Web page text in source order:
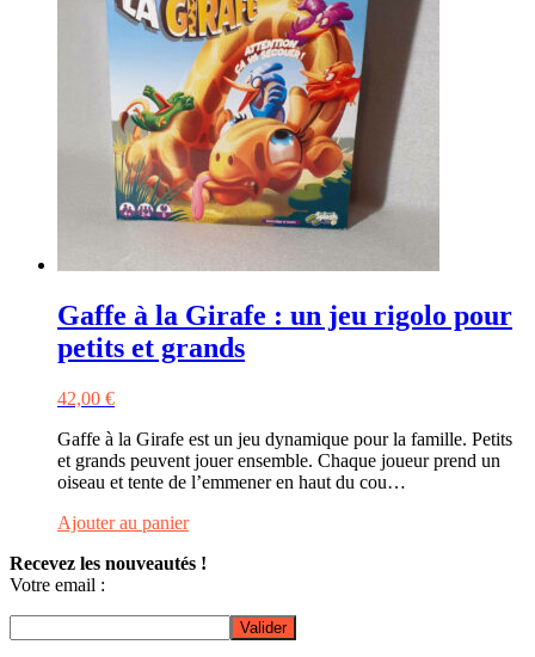
Gaffe à la Girafe : un jeu rigolo pour
petits et grands
42,00 €
Gaffe à la Girafe est un jeu dynamique pour la famille. Petits
et grands peuvent jouer ensemble. Chaque joueur prend un
oiseau et tente de l’emmener en haut du cou…
Ajouter au panier
Recevez les nouveautés !
Votre email :